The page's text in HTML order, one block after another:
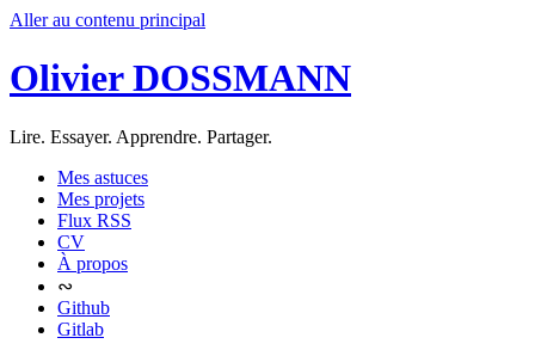
Aller au contenu principal
Olivier DOSSMANN
Lire. Essayer. Apprendre. Partager.
Mes astuces
Mes projets
Flux RSS
CV
À propos
∾
Github
Gitlab